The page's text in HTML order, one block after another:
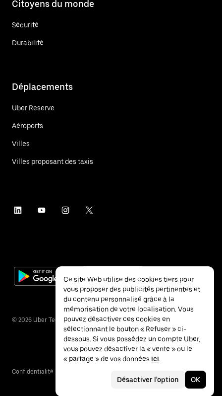
Citoyens du monde
Sécurité
Durabilité
Déplacements
Uber Reserve
Aéroports
Villes
Villes proposant des taxis
© 2026 Uber Technologies Inc.
Confidentialité
Ce site Web utilise des cookies tiers pour
vous proposer des publicités pertinentes et
du contenu personnalisé grâce à la
mémorisation de votre localisation. Vous
pouvez désactiver ces cookies en
sélectionnant le bouton « Refuser » ci-
dessous. Si vous possédez un compte Uber,
vous pouvez désactiver la « vente » ou le
« partage » de vos données ici.
Désactiver l'option OK